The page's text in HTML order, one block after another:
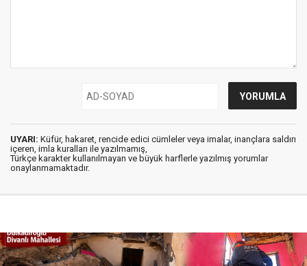
UYARI: Küfür, hakaret, rencide edici cümleler veya imalar, inançlara saldırı
içeren, imla kuralları ile yazılmamış,
Türkçe karakter kullanılmayan ve büyük harflerle yazılmış yorumlar
onaylanmamaktadır.